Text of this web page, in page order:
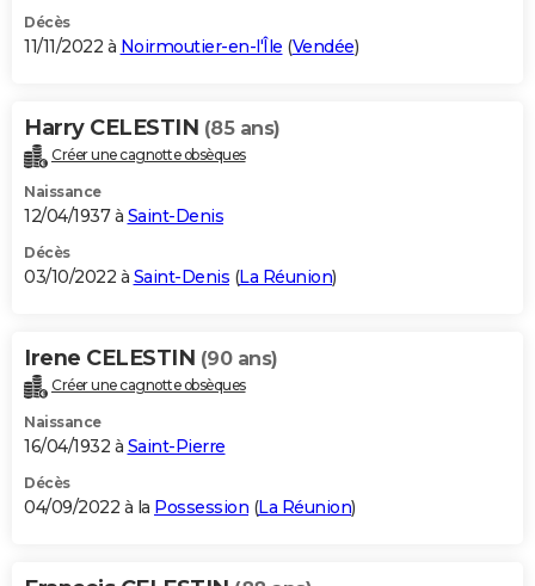
Décès
11/11/2022 à Noirmoutier-en-l'Île (Vendée)
Harry CELESTIN (85 ans)
Créer une cagnotte obsèques
Naissance
12/04/1937 à Saint-Denis
Décès
03/10/2022 à Saint-Denis (La Réunion)
Irene CELESTIN (90 ans)
Créer une cagnotte obsèques
Naissance
16/04/1932 à Saint-Pierre
Décès
04/09/2022 à la Possession (La Réunion)